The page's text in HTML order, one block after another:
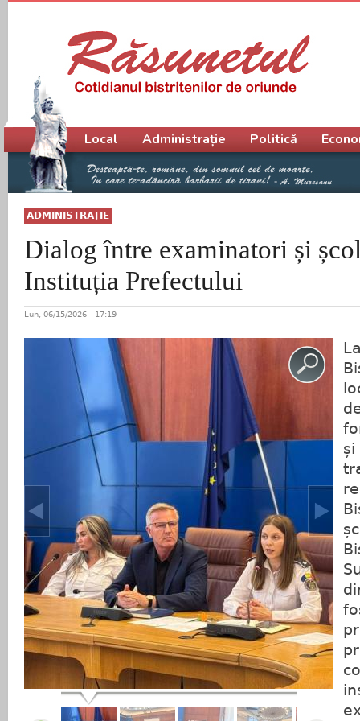
ADMINISTRAŢIE
Dialog între examinatori și
Instituția Prefectului
Lun, 06/15/2026 - 17:19
și
Meniu principal
Local Administrație Politică